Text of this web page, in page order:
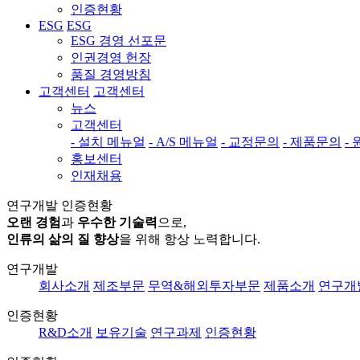
인증현황
ESG ESG
ESG 경영 선포문
인권경영 헌장
품질 경영방침
고객센터 고객센터
뉴스
고객센터
- 설치 메뉴얼 - A/S 메뉴얼 - 교정문의 - 제품문의 -
홍보센터
인재채용
연구개발 인증현황
오랜 경험과 우수한 기술력 으로,
인류의 삶의 질 향상을 위해 항상 노력합니다.
연구개발
회사소개 제조부문 무역&해외투자부문 제품소개 연구개
인증현황
R&D소개 보유기술 연구과제 인증현황